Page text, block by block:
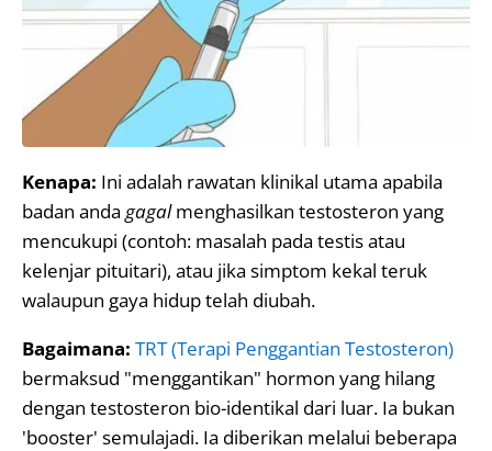
Kenapa: Ini adalah rawatan klinikal utama apabila
badan anda gagalmenghasilkan testosteron yang
mencukupi (contoh: masalah pada testis atau
kelenjar pituitari), atau jika simptom kekal teruk
walaupun gaya hidup telah diubah.
Bagaimana: TRT (Terapi Penggantian Testosteron)
bermaksud "menggantikan" hormon yang hilang
dengan testosteron bio-identikal dari luar. Ia bukan
'booster' semulajadi. Ia diberikan melalui beberapa